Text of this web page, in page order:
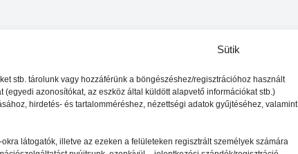
Sütik
stb. tárolunk vagy hozzáférünk a böngészéshez/regisztrációhoz használt
azonosítókat, az eszköz által küldött alapvető információkat stb.)
hirdetés- és tartalomméréshez, nézettségi adatok gyűjtéséhez, valamint
látogatók, illetve az ezeken a felületeken regisztrált személyek számára